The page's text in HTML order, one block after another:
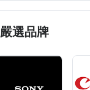
嚴選品牌